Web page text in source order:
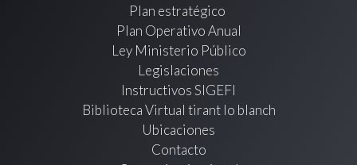
Plan estratégico
Plan Operativo Anual
Ley Ministerio Público
Legislaciones
Instructivos SIGEFI
Biblioteca Virtual tirant lo blanch
Ubicaciones
Contacto